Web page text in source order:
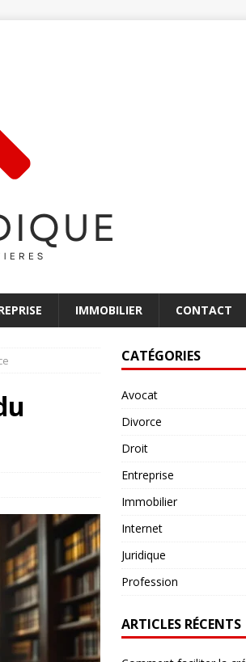
IMMOBILIER CONTACT
CATÉGORIES
Avocat
Divorce
Droit
Entreprise
Immobilier
Internet
Juridique
Profession
ARTICLES RÉCENTS